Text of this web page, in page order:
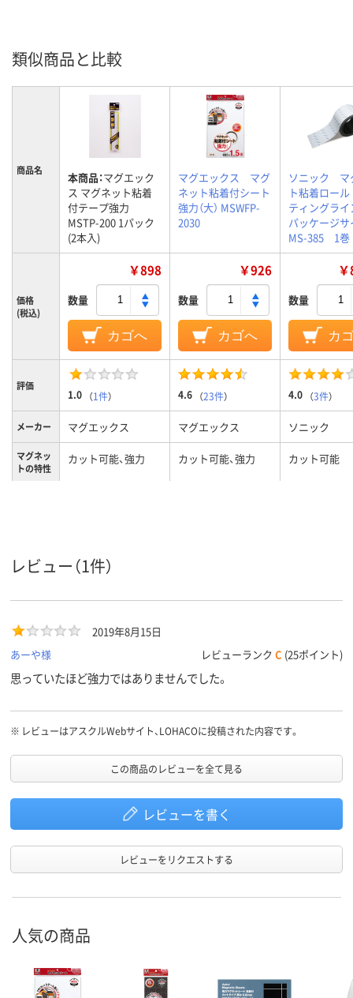
類似商品と比較
商品名 本商品：マグエック
ス マグネット粘着
付テープ強力
MSTP-200 1パック
(2本入)
マグエックス マグ
ネット粘着付シート
強力（大） MSWFP-
2030
ソニック マ
ト粘着ロー
ティングラ
パッケージ
MS-385 1巻
価格
(税込)
￥898
数量
カゴへ
￥926
数量
カゴへ
数量
カ
評価
1.0 （1件） 4.6 （23件） 4.0 （3件）
メーカー マグエックス マグエックス ソニック
マグネッ
トの特性
カット可能、強力 カット可能、強力 カット可能
レビュー（1件）
2019年8月15日
あーや様
レビューランク C (25ポイント)
思っていたほど強力ではありませんでした。
※ レビューはアスクルWebサイト、LOHACOに投稿された内容です。
この商品のレビューを全て見る
レビューを書く
レビューをリクエストする
人気の商品